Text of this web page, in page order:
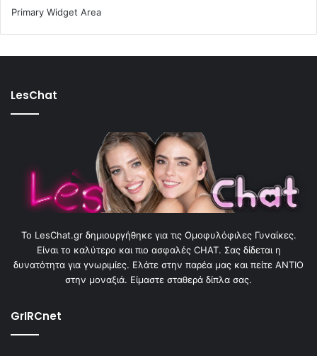
Primary Widget Area
LesChat
To LesChat.gr δημιουργήθηκε για τις Ομοφυλόφιλες Γυναίκες.
Είναι το καλύτερο και πιο ασφαλές CHAT. Σας δίδεται η
δυνατότητα για γνωριμίες. Ελάτε στην παρέα μας και πείτε ΑΝΤΙΟ
στην μοναξιά. Είμαστε σταθερά δίπλα σας.
GrIRCnet